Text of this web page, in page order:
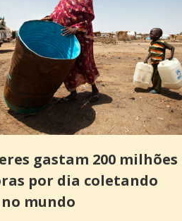
gastam 200 milhões
por dia coletando
mundo